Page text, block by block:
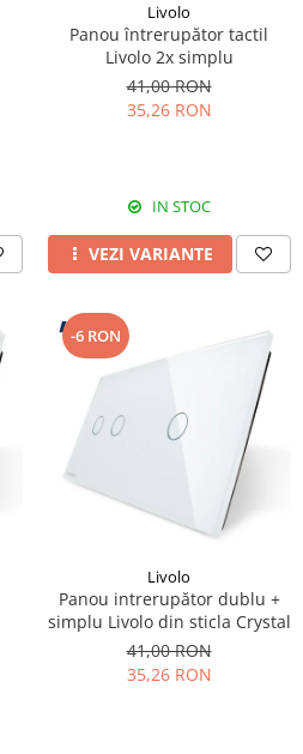
Livolo
Panou întrerupător tactil
Livolo 2x simplu
41,00 RON
35,26 RON
IN STOC
VEZI VARIANTE
-6 RON
Livolo
Panou intrerupător dublu +
simplu Livolo din sticla Crystal
41,00 RON
35,26 RON